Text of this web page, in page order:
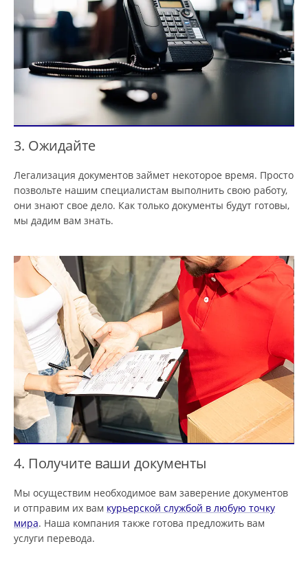
3. Ожидайте
Легализация документов займет некоторое время. Просто
позвольте нашим специалистам выполнить свою работу,
они знают свое дело. Как только документы будут готовы,
мы дадим вам знать.
4. Получите ваши документы
Мы осуществим необходимое вам заверение документов
и отправим их вам курьерской службой в любую точку
мира. Наша компания также готова предложить вам
услуги перевода.